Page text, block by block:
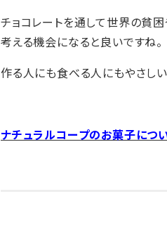
チョコレートを通して世界の貧
考える機会になると良いですね。
作る人にも食べる人にもやさしい
ナチュラルコープのお菓子につ